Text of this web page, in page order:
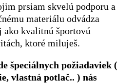
prsiam skvelú podporu a
materiálu odvádza
kvalitnú športovú
ktoré miluješ.
špeciálnych požiadaviek (
vlastná potlač.. ) nás